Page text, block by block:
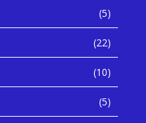
(5)
(22)
(10)
(5)